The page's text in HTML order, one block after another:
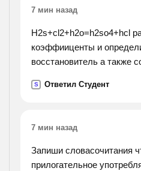
по смыслу пригательные
словосочетания. укажи
прилагательные ты
прозрачное солнце.
смыслу существительные
определить род).
7 мин назад
H2s+cl2+h2o=h2so4+hcl
коэффииценты и
восстановитель а также
S Ответил Студент
7 мин назад
Запиши словасочитания
прилогательное